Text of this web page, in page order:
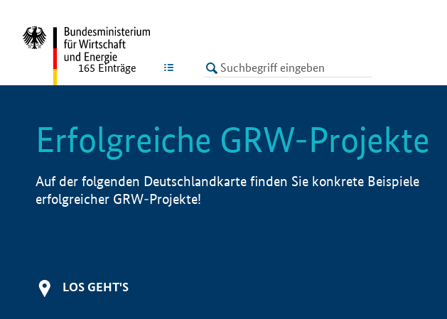
LISTE
165 Einträge
Erfolgreiche GRW-Projekte
Auf der folgenden Deutschlandkarte finden Sie konkrete Beispiele
erfolgreicher GRW-Projekte!
LOS GEHT'S